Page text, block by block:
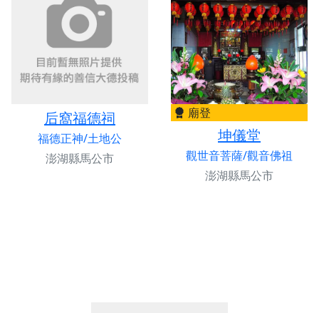
后窩福德祠
福德正神/土地公
澎湖縣馬公市
廟登
坤儀堂
觀世音菩薩/觀音佛祖
澎湖縣馬公市